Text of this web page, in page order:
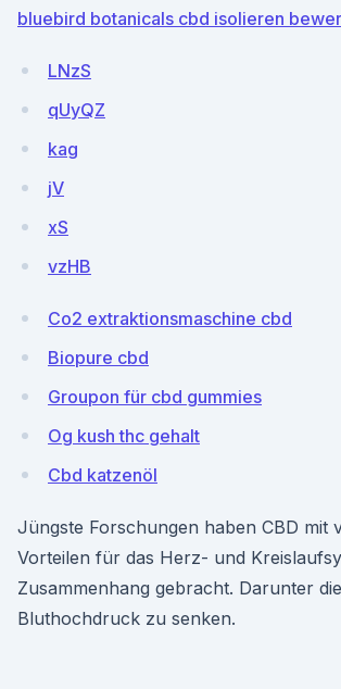
bluebird botanicals cbd isolieren
LNzS
qUyQZ
kag
jV
xS
vzHB
Co2 extraktionsmaschine cbd
Biopure cbd
Groupon für cbd gummies
Og kush thc gehalt
Cbd katzenöl
Jüngste Forschungen haben CBD mit
Vorteilen für das Herz- und
Zusammenhang gebracht. Darunter
Bluthochdruck zu senken.